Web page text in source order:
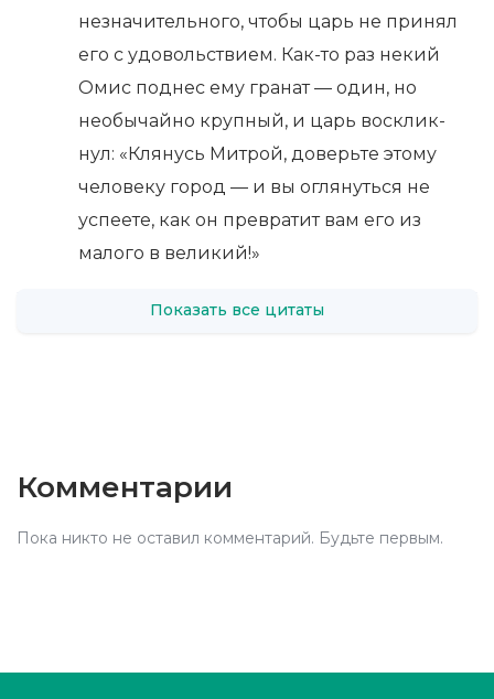
незна­чи­тель­но­го, чтобы царь не при­нял
его с удо­воль­ст­ви­ем. Как-то раз некий
Омис под­нес ему гра­нат — один, но
необы­чай­но круп­ный, и царь вос­клик­
нул: «Кля­нусь Мит­рой, доверь­те это­му
чело­ве­ку город — и вы огля­нуть­ся не
успе­е­те, как он пре­вра­тит вам его из
мало­го в вели­кий!»
Показать все цитаты
Комментарии
Пока никто не оставил комментарий. Будьте первым.